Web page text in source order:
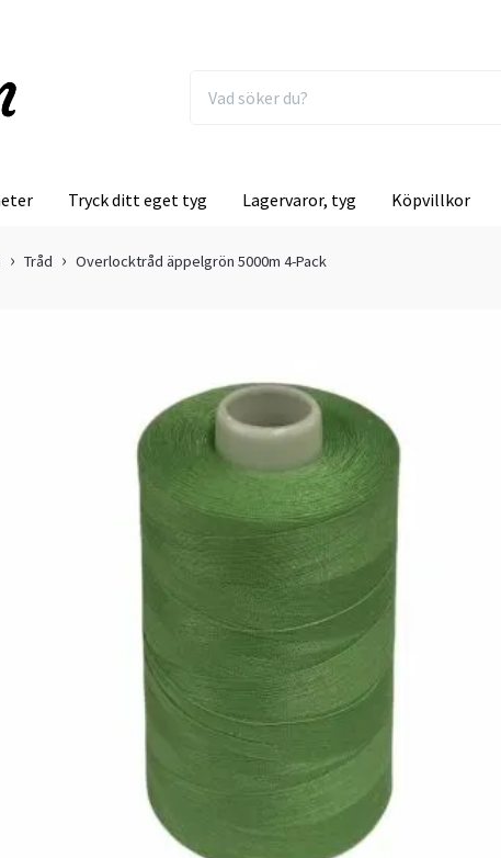
Tryck ditt eget tyg Lagervaror, tyg Köpvillkor
Tråd Overlocktråd äppelgrön 5000m 4-Pack